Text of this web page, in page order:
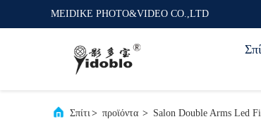
MEIDIKE PHOTO&VIDEO CO.,LTD
Σπίτι> προϊόντα > Salon Double Arms Led